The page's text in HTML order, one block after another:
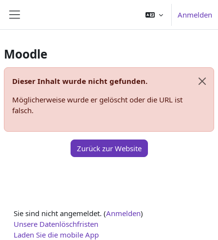
Anmelden
Moodle
Dieser Inhalt wurde nicht gefunden.
Möglicherweise wurde er gelöscht oder die URL ist
falsch.
Zurück zur Website
Sie sind nicht angemeldet. (Anmelden)
Unsere Datenlöschfristen
Laden Sie die mobile App